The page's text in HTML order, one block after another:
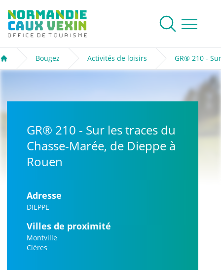
Normandie Caux Vexin
Ouvrir le
Rechercher
Accueil
Bougez Activités de loisirs GR® 210 -
GR® 210 - Sur les traces du
Chasse-Marée, de Dieppe à
Rouen
Adresse
DIEPPE
Villes de proximité
Montville
Clères